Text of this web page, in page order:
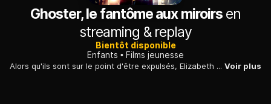
Ghoster, le fantôme aux miroirs en
streaming & replay
Bientôt disponible
Enfants
Films jeunesse
Alors qu'ils sont sur le point d'être expulsés, Elizabeth et son père découvrent qu'ils sont les héritiers du manoir d'Echoville, légué par un obscur grand-oncle. Très vite, Elizabeth fait la connaissance de Ghoster, un mignon petit esprit, retenu captif dans le manoir depuis cinquante ans... Voir plus